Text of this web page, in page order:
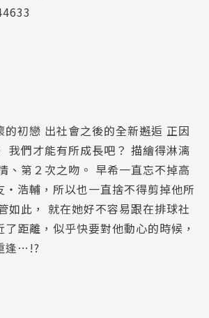
的初戀 出社會之後的全新邂逅 正因
我們才能有所成長吧？ 描繪得淋漓
、第２次之吻。 早希一直忘不掉高
‧浩輔，所以也一直捨不得剪掉他所
如此， 就在她好不容易跟在排球社
距離，似乎快要對他動心的時候，
逢…!?